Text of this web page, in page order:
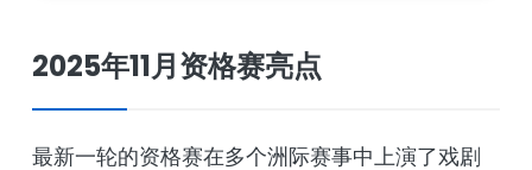
2025年11月资格赛亮点
最新一轮的资格赛在多个洲际赛事中上演了戏剧